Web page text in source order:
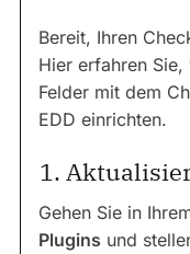
Bereit, Ihren
Hier erfahren
Felder mit dem
EDD einrichten.
1.
Gehen Sie in
Plugins und